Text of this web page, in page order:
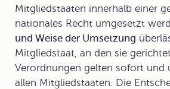
Mitgliedstaaten innerhalb einer
nationales Recht umgesetzt
und Weise der Umsetzung
Mitgliedstaat, an den sie
Verordnungen gelten sofort und
allen Mitgliedstaaten. Die